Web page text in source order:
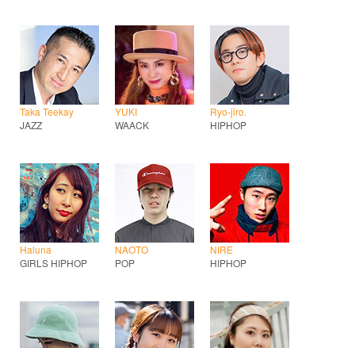
Taka Teekay
JAZZ
YUKI
WAACK
Ryo-jiro.
HIPHOP
Haluna
GIRLS HIPHOP
NAOTO
POP
NIRE
HIPHOP